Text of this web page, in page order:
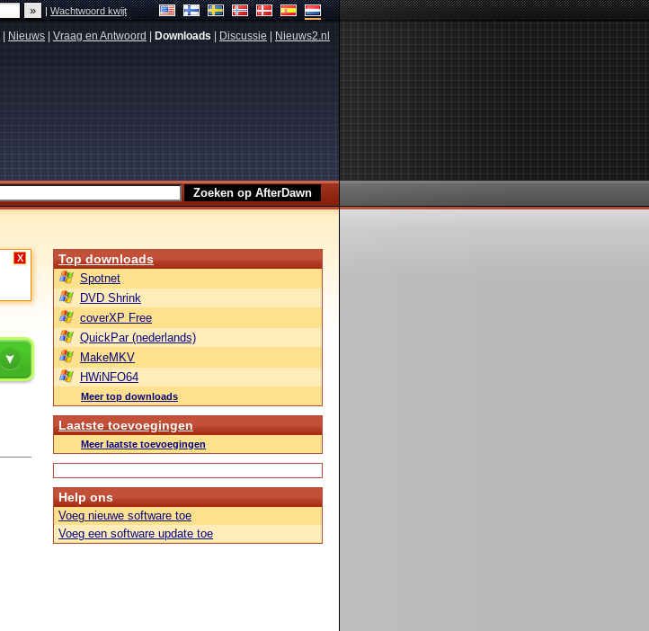
|Wachtwoord kwijt
Nieuws Vraag en Antwoord Downloads Discussie Nieuws2.nl
X Top downloads
Spotnet
DVD Shrink
coverXP Free
QuickPar (nederlands)
MakeMKV
HWiNFO64
Meer top downloads
Laatste toevoegingen
Meer laatste toevoegingen
Help ons
Voeg nieuwe software toe
Voeg een software update toe